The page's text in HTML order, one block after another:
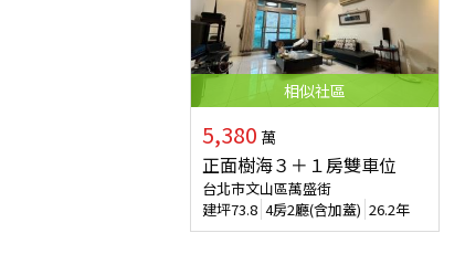
相似社區
5,380 萬
正面樹海３＋１房雙車位
台北市文山區萬盛街
建坪73.8 4房2廳(含加蓋) 26.2年